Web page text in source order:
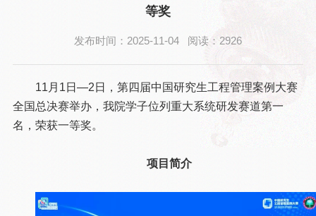
等奖
发布时间：2025-11-04 阅读：2926
11月1日—2日，第四届中国研究生工程管理案例大赛
全国总决赛举办，我院学子位列重大系统研发赛道第一
名，荣获一等奖。
项目简介